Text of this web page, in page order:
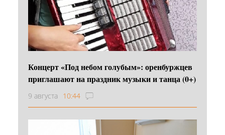
Концерт «Под небом голубым»: оренбуржцев
приглашают на праздник музыки и танца (0+)
9 августа 10:44